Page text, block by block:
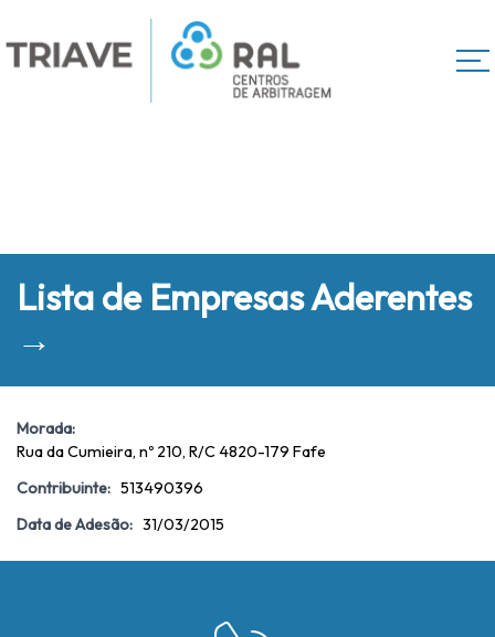
Lista de Empresas Aderentes
→
Morada:
Rua da Cumieira, nº 210, R/C 4820-179 Fafe
Contribuinte: 513490396
Data de Adesão: 31/03/2015